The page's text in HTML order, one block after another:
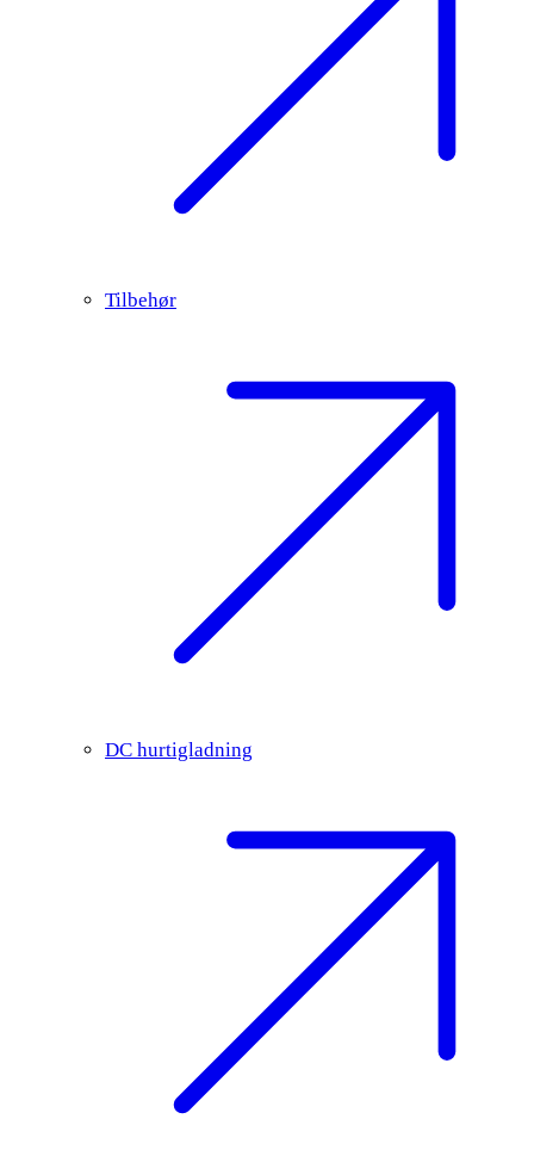
Tilbehør
DC hurtigladning